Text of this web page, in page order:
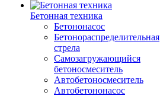
Бетонная техника
Бетононасос
Бетонораспределительная
стрела
Самозагружающийся
бетоносмеситель
Автобетоносмеситель
Автобетононасос